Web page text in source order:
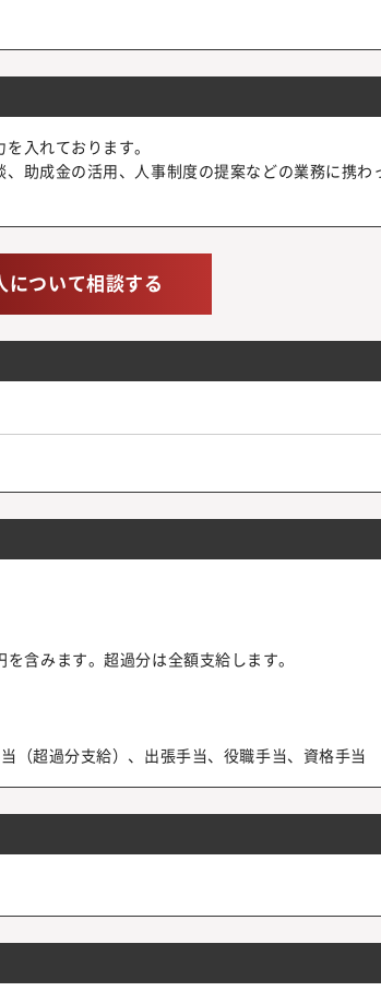
入れております。
助成金の活用、人事制度の提案などの業務に携わ
について相談する
含みます。超過分は全額支給します。
（超過分支給）、出張手当、役職手当、資格手当